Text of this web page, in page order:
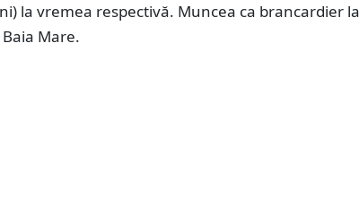
la vremea respectivă. Muncea ca brancardier la
Mare.